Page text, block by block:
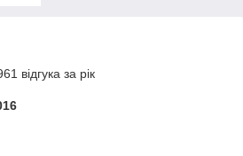
відгука за рік